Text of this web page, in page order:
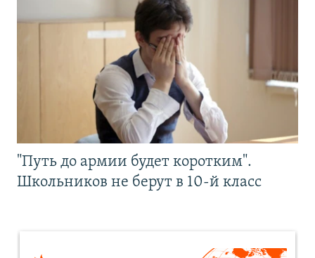
"Путь до армии будет коротким".
Школьников не берут в 10-й класс